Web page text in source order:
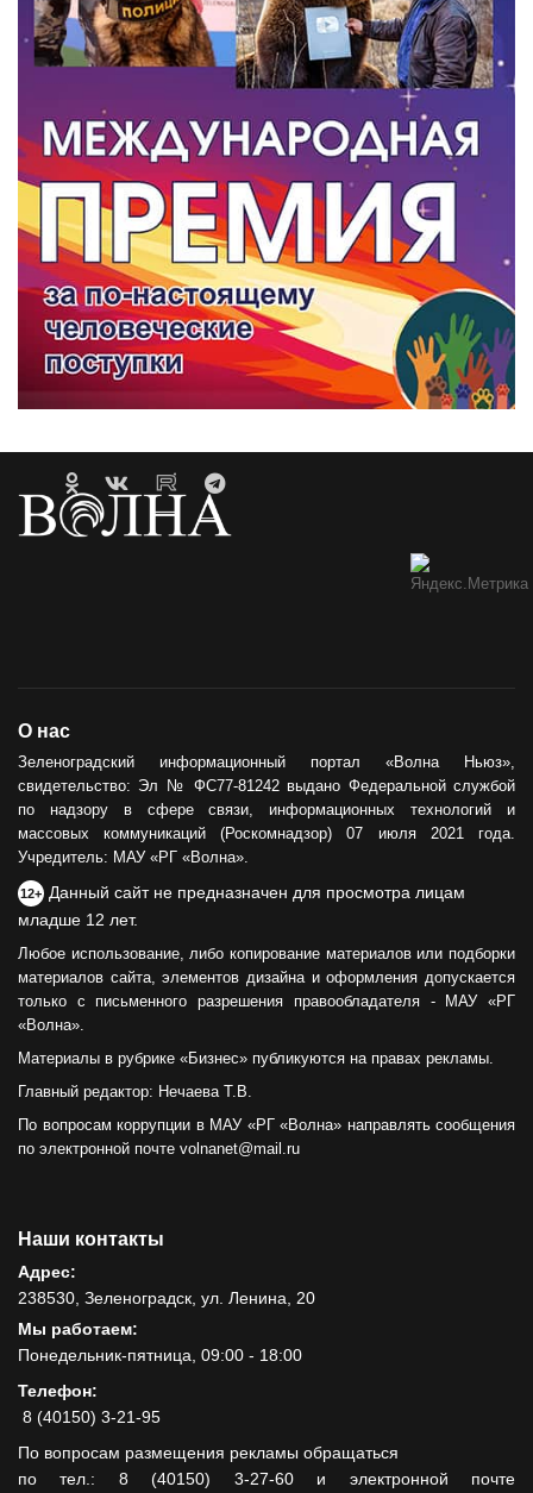
О нас
Зеленоградский информационный портал «Волна Ньюз»,
свидетельство: Эл № ФС77-81242 выдано Федеральной службой
по надзору в сфере связи, информационных технологий и
массовых коммуникаций (Роскомнадзор) 07 июля 2021 года.
Учредитель: МАУ «РГ «Волна».
12+ Данный сайт не предназначен для просмотра лицам
младше 12 лет.
Любое использование, либо копирование материалов или подборки
материалов сайта, элементов дизайна и оформления допускается
только с письменного разрешения правообладателя - МАУ «РГ
«Волна».
Материалы в рубрике «Бизнес» публикуются на правах рекламы.
Главный редактор: Нечаева Т.В.
По вопросам коррупции в МАУ «РГ «Волна» направлять сообщения
по электронной почте volnanet@mail.ru
Наши контакты
Адрес:
238530, Зеленоградск, ул. Ленина, 20
Мы работаем:
Понедельник-пятница, 09:00 - 18:00
Телефон:
8 (40150) 3-21-95
По вопросам размещения рекламы обращаться
по тел.: 8 (40150) 3-27-60 и электронной почте